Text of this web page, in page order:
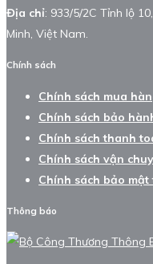
Địa chỉ: 933/5/2C Tỉnh lộ
Minh, Việt Nam.
Chính sách
Chính sách mua
Chính sách bảo
Chính sách thanh
Chính sách vận
Chính sách bảo
Thông báo